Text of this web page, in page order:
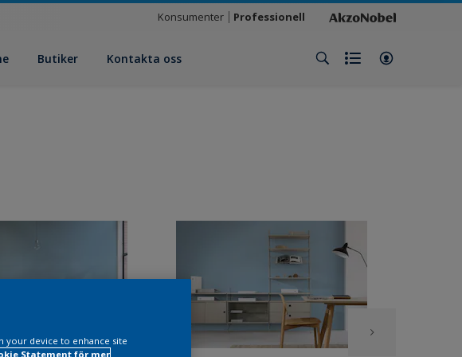
Konsumenter Professionell
Butiker Kontakta oss
your device to enhance site
Statement för mer